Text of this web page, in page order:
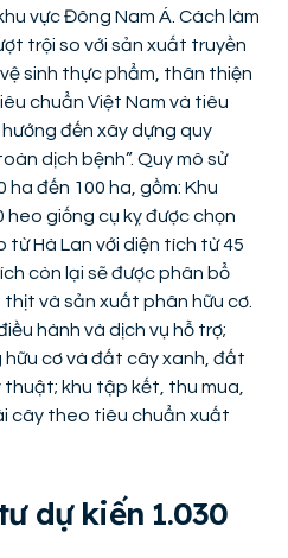
vực Đông Nam Á. Cách làm
trội so với sản xuất truyền
sinh thực phẩm, thân thiện
chuẩn Việt Nam và tiêu
đến xây dựng quy
dịch bệnh”. Quy mô sử
đến 100 ha, gồm: Khu
giống cụ kỵ được chọn
từ Hà Lan với diện tích từ 45
còn lại sẽ được phân bổ
và sản xuất phân hữu cơ.
hành và dịch vụ hỗ trợ;
cơ và đất cây xanh, đất
khu tập kết, thu mua,
cây theo tiêu chuẩn xuất
dự kiến 1.030